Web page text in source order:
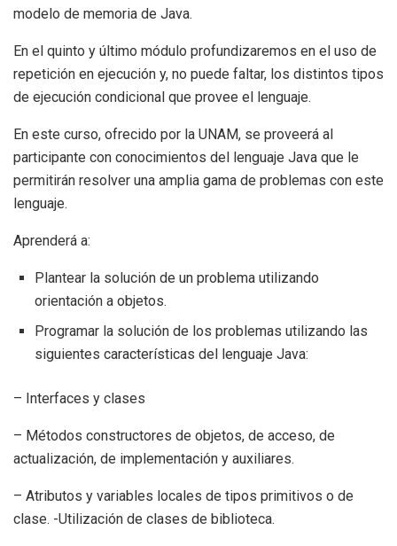
modelo de memoria de Java.
En el quinto y último módulo profundizaremos en el uso de
repetición en ejecución y, no puede faltar, los distintos tipos
de ejecución condicional que provee el lenguaje.
En este curso, ofrecido por la UNAM, se proveerá al
participante con conocimientos del lenguaje Java que le
permitirán resolver una amplia gama de problemas con este
lenguaje.
Aprenderá a:
Plantear la solución de un problema utilizando
orientación a objetos.
Programar la solución de los problemas utilizando las
siguientes características del lenguaje Java:
– Interfaces y clases
– Métodos constructores de objetos, de acceso, de
actualización, de implementación y auxiliares.
– Atributos y variables locales de tipos primitivos o de
clase. -Utilización de clases de biblioteca.